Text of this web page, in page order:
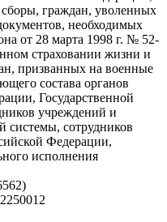
граждан, уволенных
необходимых
от 28 марта 1998 г. № 52-
страховании жизни и
призванных на военные
состава органов
Государственной
учреждений и
системы, сотрудников
Федерации,
исполнения